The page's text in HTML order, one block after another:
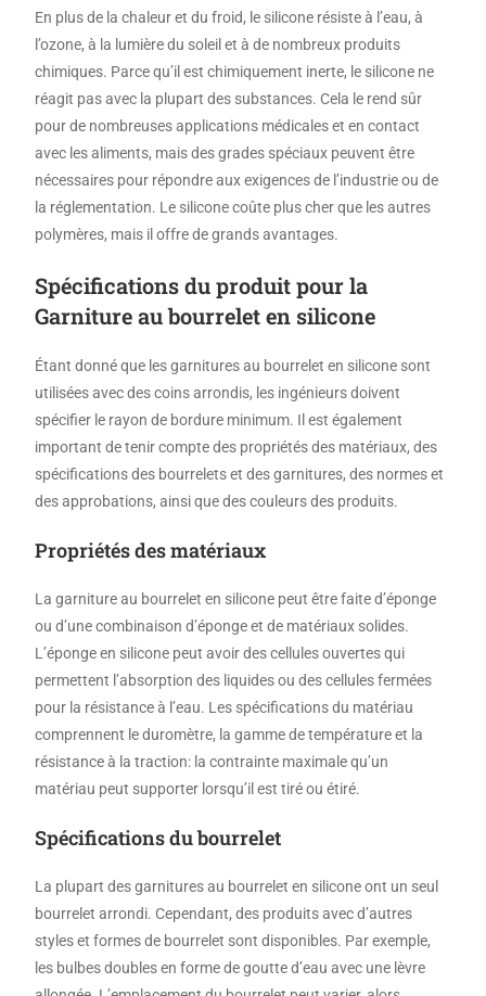
En plus de la chaleur et du froid, le silicone résiste à l’eau, à
l’ozone, à la lumière du soleil et à de nombreux produits
chimiques. Parce qu’il est chimiquement inerte, le silicone ne
réagit pas avec la plupart des substances. Cela le rend sûr
pour de nombreuses applications médicales et en contact
avec les aliments, mais des grades spéciaux peuvent être
nécessaires pour répondre aux exigences de l’industrie ou de
la réglementation. Le silicone coûte plus cher que les autres
polymères, mais il offre de grands avantages.
Spécifications du produit pour la
Garniture au bourrelet en silicone
Étant donné que les garnitures au bourrelet en silicone sont
utilisées avec des coins arrondis, les ingénieurs doivent
spécifier le rayon de bordure minimum. Il est également
important de tenir compte des propriétés des matériaux, des
spécifications des bourrelets et des garnitures, des normes et
des approbations, ainsi que des couleurs des produits.
Propriétés des matériaux
La garniture au bourrelet en silicone peut être faite d’éponge
ou d’une combinaison d’éponge et de matériaux solides.
L’éponge en silicone peut avoir des cellules ouvertes qui
permettent l’absorption des liquides ou des cellules fermées
pour la résistance à l’eau. Les spécifications du matériau
comprennent le duromètre, la gamme de température et la
résistance à la traction: la contrainte maximale qu’un
matériau peut supporter lorsqu’il est tiré ou étiré.
Spécifications du bourrelet
La plupart des garnitures au bourrelet en silicone ont un seul
bourrelet arrondi. Cependant, des produits avec d’autres
styles et formes de bourrelet sont disponibles. Par exemple,
les bulbes doubles en forme de goutte d’eau avec une lèvre